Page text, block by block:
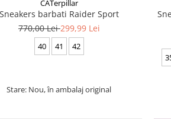
CATerpillar
Sneakers barbati Raider Sport
770,00 Lei299,99 Lei
40 41 42
Stare: Nou, în ambalaj original